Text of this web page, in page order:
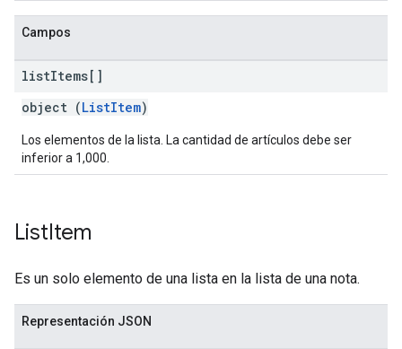
Campos
listItems[]
object (ListItem)
Los elementos de la lista. La cantidad de artículos debe ser
inferior a 1,000.
ListItem
Es un solo elemento de una lista en la lista de una nota.
Representación JSON